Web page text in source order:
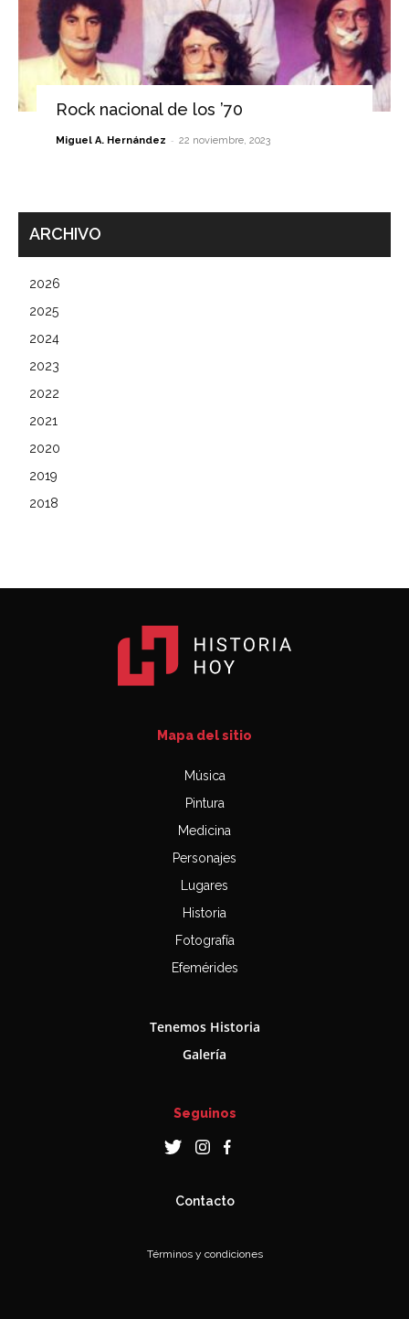
Rock nacional de los ’70
Miguel A. Hernández - 22 noviembre, 2023
ARCHIVO
2026
2025
2024
2023
2022
2021
2020
2019
2018
Mapa del sitio
Música
Pintura
Medicina
Personajes
Lugares
Historia
Fotografía
Efemérides
Tenemos Historia
Galería
Seguinos
Contacto
Términos y condiciones